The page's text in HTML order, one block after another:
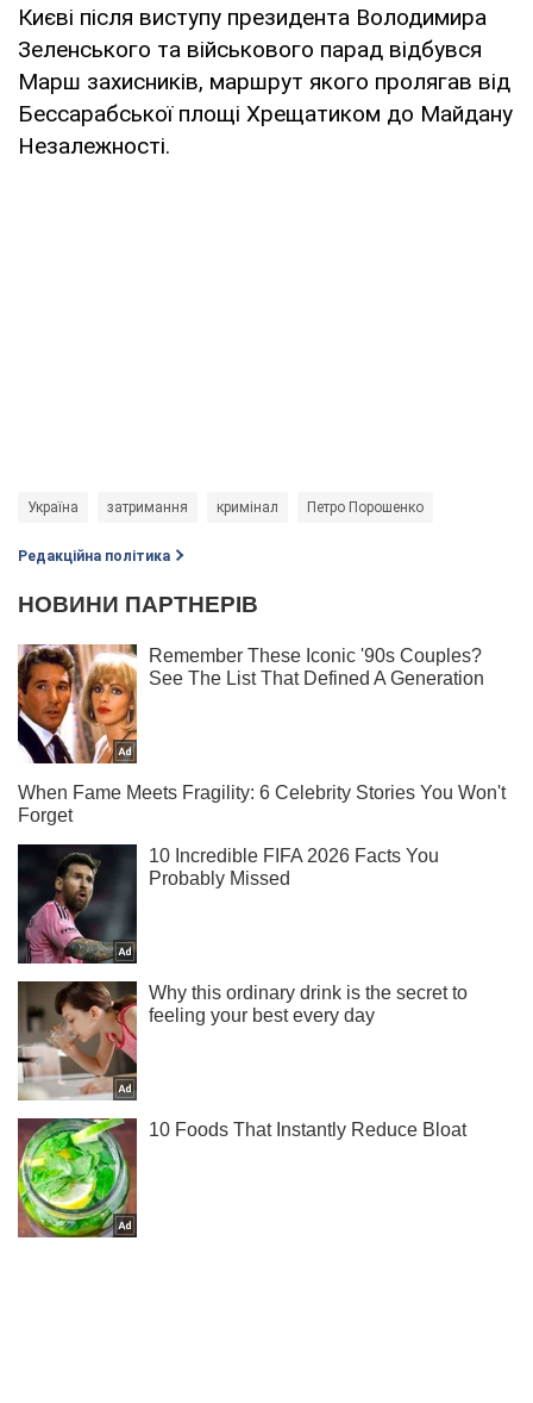
Києві після виступу президента Володимира
Зеленського та військового парад відбувся
Марш захисників, маршрут якого пролягав від
Бессарабської площі Хрещатиком до Майдану
Незалежності.
Україна затримання кримінал Петро Порошенко
Редакційна політика